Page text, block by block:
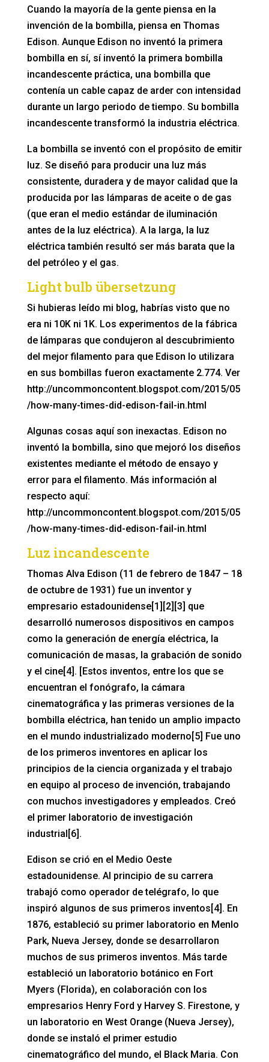
Cuando la mayoría de la gente piensa en la
invención de la bombilla, piensa en Thomas
Edison. Aunque Edison no inventó la primera
bombilla en sí, sí inventó la primera bombilla
incandescente práctica, una bombilla que
contenía un cable capaz de arder con intensidad
durante un largo periodo de tiempo. Su bombilla
incandescente transformó la industria eléctrica.
La bombilla se inventó con el propósito de emitir
luz. Se diseñó para producir una luz más
consistente, duradera y de mayor calidad que la
producida por las lámparas de aceite o de gas
(que eran el medio estándar de iluminación
antes de la luz eléctrica). A la larga, la luz
eléctrica también resultó ser más barata que la
del petróleo y el gas.
Light bulb übersetzung
Si hubieras leído mi blog, habrías visto que no
era ni 10K ni 1K. Los experimentos de la fábrica
de lámparas que condujeron al descubrimiento
del mejor filamento para que Edison lo utilizara
en sus bombillas fueron exactamente 2.774. Ver
http://uncommoncontent.blogspot.com/2015/05
/how-many-times-did-edison-fail-in.html
Algunas cosas aquí son inexactas. Edison no
inventó la bombilla, sino que mejoró los diseños
existentes mediante el método de ensayo y
error para el filamento. Más información al
respecto aquí:
http://uncommoncontent.blogspot.com/2015/05
/how-many-times-did-edison-fail-in.html
Luz incandescente
Thomas Alva Edison (11 de febrero de 1847 – 18
de octubre de 1931) fue un inventor y
empresario estadounidense[1][2][3] que
desarrolló numerosos dispositivos en campos
como la generación de energía eléctrica, la
comunicación de masas, la grabación de sonido
y el cine[4]. [Estos inventos, entre los que se
encuentran el fonógrafo, la cámara
cinematográfica y las primeras versiones de la
bombilla eléctrica, han tenido un amplio impacto
en el mundo industrializado moderno[5] Fue uno
de los primeros inventores en aplicar los
principios de la ciencia organizada y el trabajo
en equipo al proceso de invención, trabajando
con muchos investigadores y empleados. Creó
el primer laboratorio de investigación
industrial[6].
Edison se crió en el Medio Oeste
estadounidense. Al principio de su carrera
trabajó como operador de telégrafo, lo que
inspiró algunos de sus primeros inventos[4]. En
1876, estableció su primer laboratorio en Menlo
Park, Nueva Jersey, donde se desarrollaron
muchos de sus primeros inventos. Más tarde
estableció un laboratorio botánico en Fort
Myers (Florida), en colaboración con los
empresarios Henry Ford y Harvey S. Firestone, y
un laboratorio en West Orange (Nueva Jersey),
donde se instaló el primer estudio
cinematográfico del mundo, el Black Maria. Con